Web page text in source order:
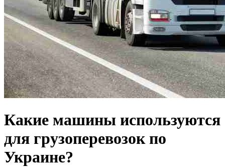
Какие машины используются
для грузоперевозок по
Украине?